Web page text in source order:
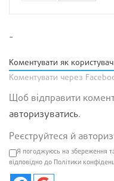
-
Коментувати як
Коментувати через
Щоб відправити
авторизуватись.
Реєструйтеся й
Я погоджуюсь на збереження
відповідно до Політики